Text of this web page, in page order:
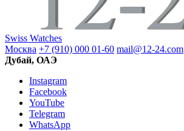
Swiss Watches
Москва +7 (910) 000 01-60 mail@12-24.com
Дубай, ОАЭ
Instagram
Facebook
YouTube
Telegram
WhatsApp